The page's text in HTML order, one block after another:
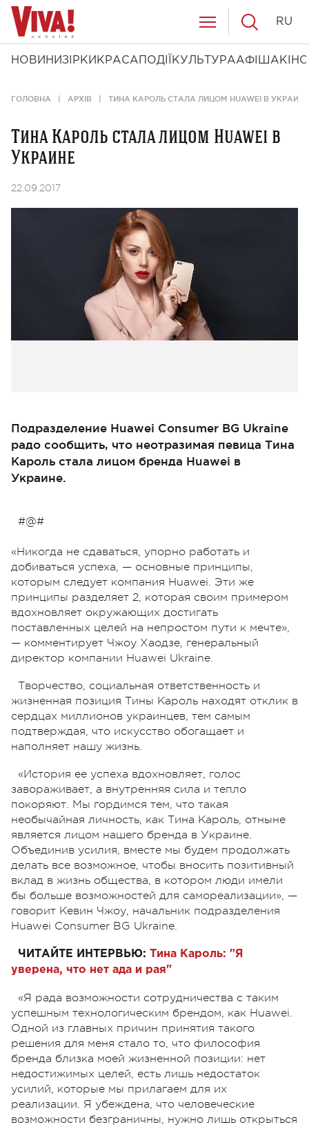
НОВИНИ ЗІРКИ КРАСА ПОДІЇ КУЛЬТУРААФІША КІНО
RU
ГОЛОВНА АРХІВ ТИНА КАРОЛЬ СТАЛА ЛИЦОМ HUAWEI В УКРАИНЕ
Тина Кароль стала лицом Huawei в
Украине
22.09.2017
Подразделение Huawei Consumer BG Ukraine
радо сообщить, что неотразимая певица Тина
Кароль стала лицом бренда Huawei в
Украине.
#@#
«Никогда не сдаваться, упорно работать и
добиваться успеха, — основные принципы,
которым следует компания Huawei. Эти же
принципы разделяет 2, которая своим примером
вдохновляет окружающих достигать
поставленных целей на непростом пути к мечте»,
— комментирует Чжоу Хаодзе, генеральный
директор компании Huawei Ukraine.
Творчество, социальная ответственность и
жизненная позиция Тины Кароль находят отклик в
сердцах миллионов украинцев, тем самым
подтверждая, что искусство обогащает и
наполняет нашу жизнь.
«История ее успеха вдохновляет, голос
завораживает, а внутренняя сила и тепло
покоряют. Мы гордимся тем, что такая
необычайная личность, как Тина Кароль, отныне
является лицом нашего бренда в Украине.
Объединив усилия, вместе мы будем продолжать
делать все возможное, чтобы вносить позитивный
вклад в жизнь общества, в котором люди имели
бы больше возможностей для самореализации», —
говорит Кевин Чжоу, начальник подразделения
Huawei Consumer BG Ukraine.
ЧИТАЙТЕ ИНТЕРВЬЮ: Тина Кароль: "Я
уверена, что нет ада и рая"
«Я рада возможности сотрудничества с таким
успешным технологическим брендом, как Huawei.
Одной из главных причин принятия такого
решения для меня стало то, что философия
бренда близка моей жизненной позиции: нет
недостижимых целей, есть лишь недостаток
усилий, которые мы прилагаем для их
реализации. Я убеждена, что человеческие
возможности безграничны, нужно лишь открыться